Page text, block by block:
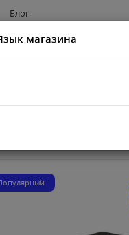
Блог
магазина